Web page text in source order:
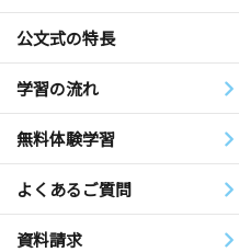
公文式の特長
学習の流れ
無料体験学習
よくあるご質問
資料請求